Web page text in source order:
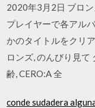
2020年3月2日 ブロ
プレイヤーで各アル
かのタイトルをクリ
ロンズ, のんびり見
齢, CERO:A 全
conde sudadera